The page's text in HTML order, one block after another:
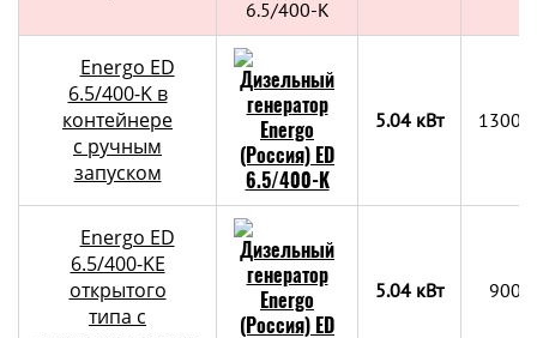
Energo ED
6.5/400-K в
контейнере
с ручным
запуском
5.04 кВт
Energo ED
6.5/400-KE
открытого
типа с
5.04 кВт